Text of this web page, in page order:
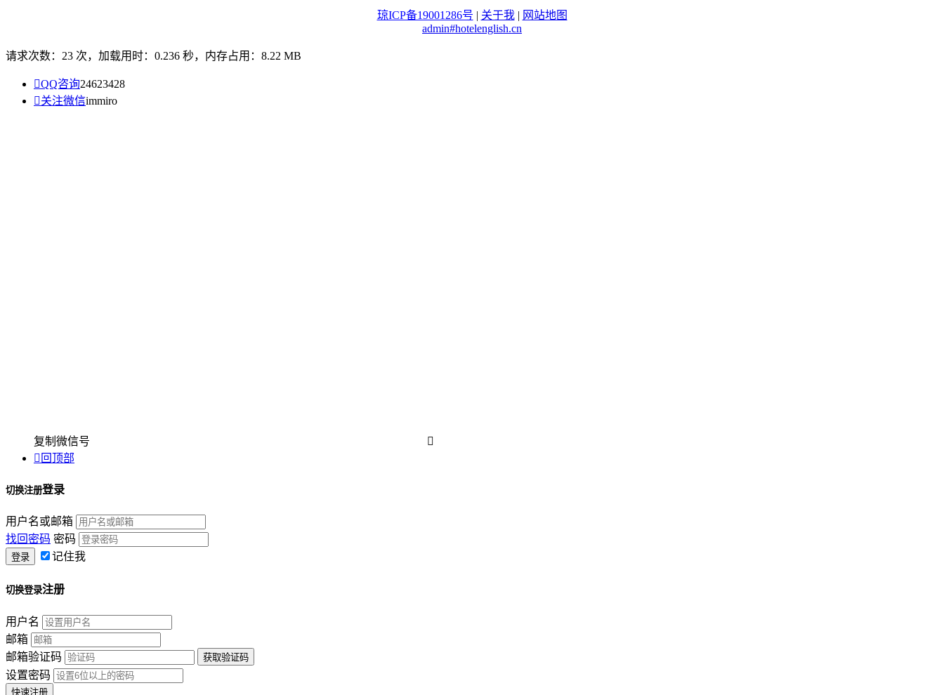
琼ICP备19001286号 | 关于我 | 网站地图
admin#hotelenglish.cn
请求次数：23 次，加载用时：0.236 秒，内存占用：8.22 MB
QQ咨询24623428
关注微信immiro
复制微信号

 回顶部
切换注册登录
用户名或邮箱
找回密码 密码
记住我
切换登录注册
用户名
邮箱
邮箱验证码
设置密码